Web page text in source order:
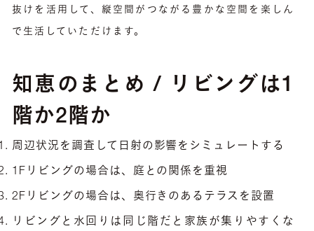
抜けを活用して、縦空間がつながる豊かな空間を楽しん
で生活していただけます。
知恵のまとめ / リビングは1
階か2階か
周辺状況を調査して日射の影響をシミュレートする
1Fリビングの場合は、庭との関係を重視
2Fリビングの場合は、奥行きのあるテラスを設置
リビングと水回りは同じ階だと家族が集りやすくな